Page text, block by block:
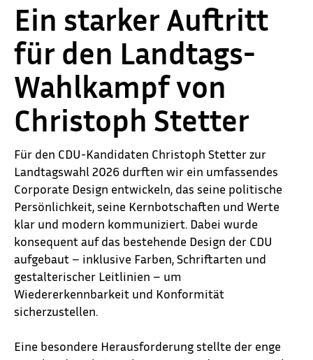
Ein starker Auftritt
für den Landtags-
Wahlkampf von
Christoph Stetter
Für den CDU-Kandidaten Christoph Stetter zur
Landtagswahl 2026 durften wir ein umfassendes
Corporate Design entwickeln, das seine politische
Persönlichkeit, seine Kernbotschaften und Werte
klar und modern kommuniziert. Dabei wurde
konsequent auf das bestehende Design der CDU
aufgebaut – inklusive Farben, Schriftarten und
gestalterischer Leitlinien – um
Wiedererkennbarkeit und Konformität
sicherzustellen.
Eine besondere Herausforderung stellte der enge